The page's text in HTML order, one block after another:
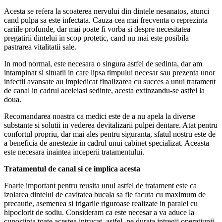
Acesta se refera la scoaterea nervului din dintele nesanatos, atunci
cand pulpa sa este infectata. Cauza cea mai frecventa o reprezinta
cariile profunde, dar mai poate fi vorba si despre necesitatea
pregatirii dintelui in scop protetic, cand nu mai este posibila
pastrarea vitalitatii sale.
In mod normal, este necesara o singura astfel de sedinta, dar am
intampinat si situatii in care lipsa timpului necesar sau prezenta unor
infectii avansate au impiedicat finalizarea cu succes a unui tratament
de canal in cadrul aceleiasi sedinte, acesta extinzandu-se astfel la
doua.
Recomandarea noastra ca medici este de a nu apela la diverse
substante si solutii in vederea devitalizarii pulpei dentare. Atat pentru
confortul propriu, dar mai ales pentru siguranta, sfatul nostru este de
a beneficia de anestezie in cadrul unui cabinet specializat. Aceasta
este necesara inaintea inceperii tratamentului.
Tratamentul de canal si ce implica acesta
Foarte important pentru reusita unui astfel de tratament este ca
izolarea dintelui de cavitatea bucala sa fie facuta cu maximum de
precautie, asemenea si irigarile riguroase realizate in paralel cu
hipoclorit de sodiu. Consideram ca este necesar a va aduce la